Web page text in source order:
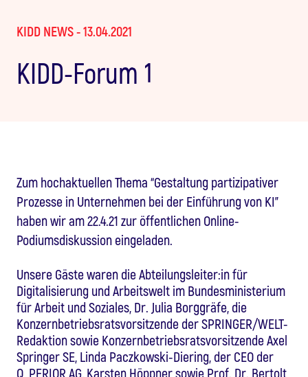
KIDD NEWS - 13.04.2021
KIDD-Forum 1
Zum hochaktuellen Thema “Gestaltung partizipativer
Prozesse in Unternehmen bei der Einführung von KI”
haben wir am 22.4.21 zur öffentlichen Online-
Podiumsdiskussion eingeladen.
Unsere Gäste waren die Abteilungsleiter:in für
Digitalisierung und Arbeitswelt im Bundesministerium
für Arbeit und Soziales, Dr. Julia Borggräfe, die
Konzernbetriebsratsvorsitzende der SPRINGER/WELT-
Redaktion sowie Konzernbetriebsratsvorsitzende Axel
Springer SE, Linda Paczkowski-Diering, der CEO der
Q_PERIOR AG, Karsten Höppner sowie Prof. Dr. Bertolt